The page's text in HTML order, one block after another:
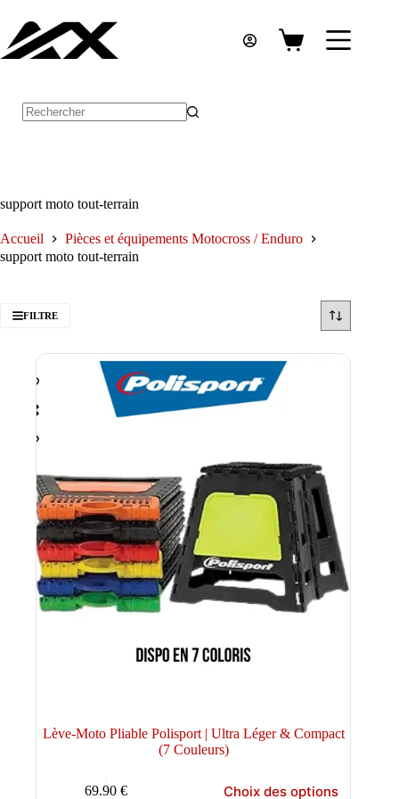
contenu
Panier
support moto tout-terrain
Accueil
Pièces et équipements Motocross / Enduro
support moto tout-terrain
FILTRE
Lève-Moto Pliable Polisport | Ultra Léger & Compact
(7 Couleurs)
69.90€ Choix des options